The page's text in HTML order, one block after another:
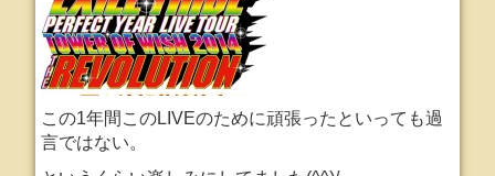
この1年間このLIVEのために頑張ったといっても過
言ではない。